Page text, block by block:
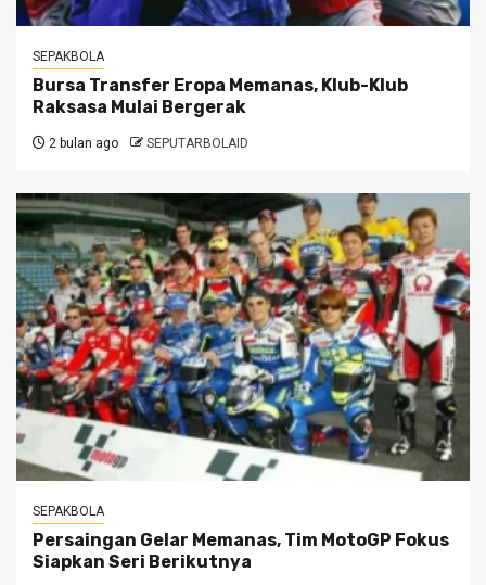
SEPAKBOLA
Bursa Transfer Eropa Memanas, Klub-Klub
Raksasa Mulai Bergerak
2 bulan ago SEPUTARBOLAID
SEPAKBOLA
Persaingan Gelar Memanas, Tim MotoGP Fokus
Siapkan Seri Berikutnya